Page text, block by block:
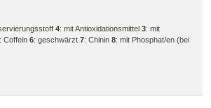
4: mit Antioxidationsmittel 3: mit
: Coffein 6: geschwärzt 7: Chinin 8: mit Phosphat/en (bei